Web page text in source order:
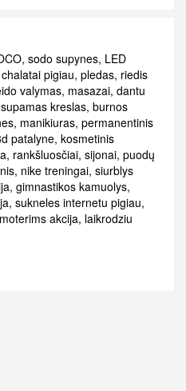
, sodo supynes, LED
chalatai pigiau, pledas, riedis
valymas, masazai, dantu
supamas kreslas, burnos
, manikiuras, permanentinis
patalyne, kosmetinis
, rankšluosčiai, sijonai, puodų
, nike treningai, siurblys
, gimnastikos kamuolys,
, sukneles internetu pigiau,
akcija, laikrodziu